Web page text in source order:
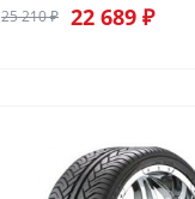
25 210 ₽ 22 689 ₽